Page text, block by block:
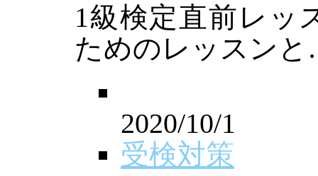
1級検定直前レ
ためのレッスン
2020/10/1
受検対策